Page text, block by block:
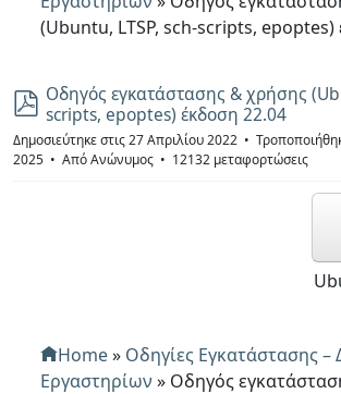
(Ubuntu, LTSP, sch-scripts, epoptes)
p
d
f
Οδηγός εγκατάστασης & χρήσης
scripts, epoptes) έκδοση 22.04
Δημοσιεύτηκε στις 27 Απριλίου 2022
2025
ΑπόΑνώνυμος 12132 μεταφορτώσεις
Home» Οδηγίες Εγκατάστασης –
Εργαστηρίων » Οδηγός